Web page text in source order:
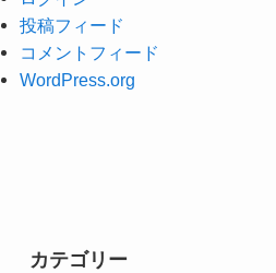
投稿フィード
コメントフィード
WordPress.org
カテゴリー